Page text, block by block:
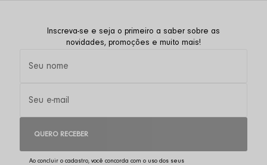
Inscreva-se e seja o primeiro a saber sobre as
novidades, promoções e muito mais!
QUERO RECEBER
Ao concluir o cadastro, você concorda com o uso dos seus